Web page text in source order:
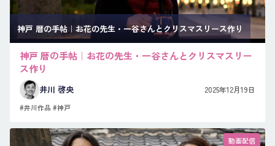
神戸 暦の手帖｜お花の先生・一谷さんとクリスマスリース作り
神戸 暦の手帖｜お花の先生・一谷さんとクリスマスリー
ス作り
井川 啓央 2025年12月19日
#井川作品 #神戸
動画配信